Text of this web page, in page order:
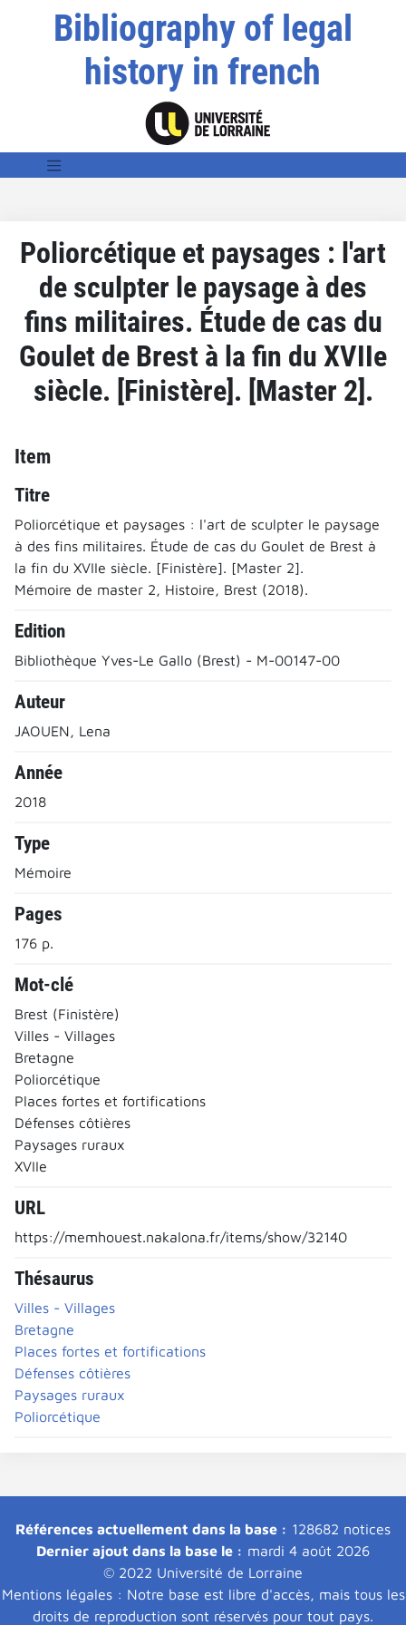
Bibliography of legal
history in french
Poliorcétique et paysages : l'art
de sculpter le paysage à des
fins militaires. Étude de cas du
Goulet de Brest à la fin du XVIIe
siècle. [Finistère]. [Master 2].
Item
Titre
Poliorcétique et paysages : l'art de sculpter le paysage
à des fins militaires. Étude de cas du Goulet de Brest à
la fin du XVIIe siècle. [Finistère]. [Master 2].
Mémoire de master 2, Histoire, Brest (2018).
Edition
Bibliothèque Yves-Le Gallo (Brest) - M-00147-00
Auteur
JAOUEN, Lena
Année
2018
Type
Mémoire
Pages
176 p.
Mot-clé
Brest (Finistère)
Villes - Villages
Bretagne
Poliorcétique
Places fortes et fortifications
Défenses côtières
Paysages ruraux
XVIIe
URL
https://memhouest.nakalona.fr/items/show/32140
Thésaurus
Villes - Villages
Bretagne
Places fortes et fortifications
Défenses côtières
Paysages ruraux
Poliorcétique
Références actuellement dans la base : 128682 notices
Dernier ajout dans la base le : mardi 4 août 2026
© 2022 Université de Lorraine
Mentions légales : Notre base est libre d'accès, mais tous les
droits de reproduction sont réservés pour tout pays.